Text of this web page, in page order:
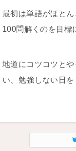
最初は単語がほと
100問解くのを目標
地道にコツコツと
い、勉強しない日